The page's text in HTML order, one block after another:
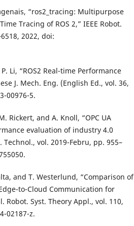
“ros2_tracing: Multipurpose
Tracing of ROS 2,” IEEE Robot.
2022, doi:
Li, “ROS2 Real-time Performance
J. Mech. Eng. (English Ed., vol. 36,
00976-5.
Rickert, and A. Knoll, “OPC UA
evaluation of industry 4.0
Technol., vol. 2019-Febru, pp. 955–
and T. Westerlund, “Comparison of
to-Cloud Communication for
Robot. Syst. Theory Appl., vol. 110,
02187-z.